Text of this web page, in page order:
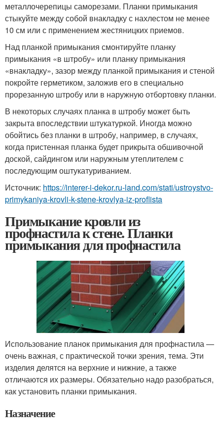
металлочерепицы саморезами. Планки примыкания
стыкуйте между собой внакладку с нахлестом не менее
10 см или с применением жестяницких приемов.
Над планкой примыкания смонтируйте планку
примыкания «в штробу» или планку примыкания
«внакладку», зазор между планкой примыкания и стеной
покройте герметиком, заложив его в специально
прорезанную штробу или в наружную отбортовку планки.
В некоторых случаях планка в штробу может быть
закрыта впоследствии штукатуркой. Иногда можно
обойтись без планки в штробу, например, в случаях,
когда пристенная планка будет прикрыта обшивочной
доской, сайдингом или наружным утеплителем с
последующим оштукатуриванием.
Источник: https://interer-i-dekor.ru-land.com/stati/ustroystvo-
primykaniya-krovli-k-stene-krovlya-iz-proflista
Примыкание кровли из
профнастила к стене. Планки
примыкания для профнастила
Использование планок примыкания для профнастила —
очень важная, с практической точки зрения, тема. Эти
изделия делятся на верхние и нижние, а также
отличаются их размеры. Обязательно надо разобраться,
как установить планки примыкания.
Назначение